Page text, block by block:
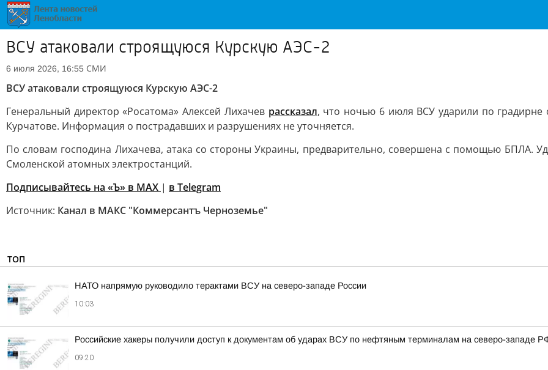
ВСУ атаковали строящуюся Курскую АЭС-2
6 июля 2026, 16:55 СМИ
ВСУ атаковали строящуюся Курскую АЭС-2
Генеральный директор «Росатома» Алексей Лихачев рассказал, что ночью 6 июля ВСУ ударили по градирне
Курчатове. Информация о пострадавших и разрушениях не уточняется.
По словам господина Лихачева, атака со стороны Украины, предварительно, совершена с помощью БПЛА.
Смоленской атомных электростанций.
Подписывайтесь на «Ъ» в MAX | в Telegram
Источник: Канал в МАКС "Коммерсантъ Черноземье"
ТОП
НАТО напрямую руководило терактами ВСУ на северо-западе России
10:03
Российские хакеры получили доступ к документам об ударах ВСУ по нефтяным терминалам на северо-западе
09:20